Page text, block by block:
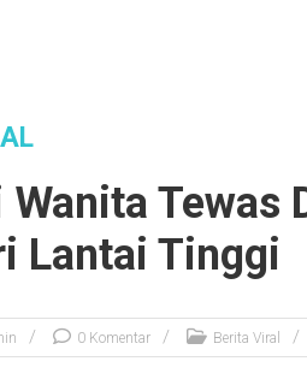
Wanita Tewas
Lantai Tinggi
0 Komentar Berita Viral